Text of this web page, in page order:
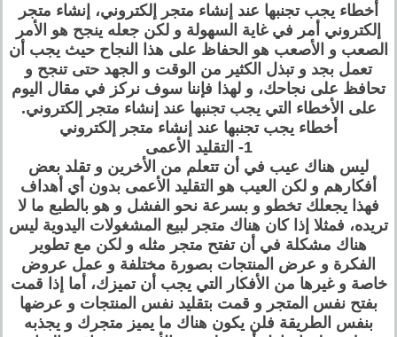
أخطاء يجب تجنبها عند إنشاء متجر إلكتروني، إنشاء متجر
إلكتروني أمر في غاية السهولة و لكن جعله ينجح هو الأمر
الصعب و الأصعب هو الحفاظ على هذا النجاح حيث يجب أن
تعمل بجد و تبذل الكثير من الوقت و الجهد حتى تنجح و
تحافظ على نجاحك، و لهذا فإننا سوف نركز في مقال اليوم
على الأخطاء التي يجب تجنبها عند إنشاء متجر إلكتروني.
أخطاء يجب تجنبها عند إنشاء متجر إلكتروني
1- التقليد الأعمى
ليس هناك عيب في أن تتعلم من الأخرين و تقلد بعض
أفكارهم و لكن العيب هو التقليد الأعمى بدون أي أهداف
فهذا يجعلك تخطو و بسرعة نحو الفشل و هو بالطبع ما لا
تريده، فمثلا إذا كان هناك متجر لبيع المشغولات اليدوية ليس
هناك مشكلة في أن تفتح متجر مثله و لكن مع تطوير
الفكرة و عرض المنتجات بصورة مختلفة و عمل عروض
خاصة و غيرها من الأفكار التي يجب أن تميزك، أما إذا قمت
بفتح نفس المتجر و قمت بتقليد نفس المنتجات و عرضها
بنفس الطريقة فلن يكون هناك ما يميز متجرك و يجذبه